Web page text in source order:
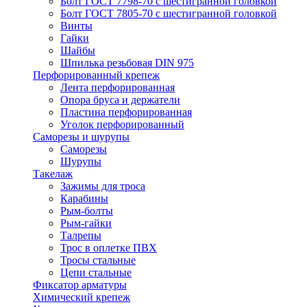
Болт ГОСТ 7805-70 с шестигранной головкой
Винты
Гайки
Шайбы
Шпилька резьбовая DIN 975
Перфорированный крепеж
Лента перфорированная
Опора бруса и держатели
Пластина перфорированная
Уголок перфорированный
Саморезы и шурупы
Саморезы
Шурупы
Такелаж
Зажимы для троса
Карабины
Рым-болты
Рым-гайки
Талрепы
Трос в оплетке ПВХ
Тросы стальные
Цепи стальные
Фиксатор арматуры
Химический крепеж